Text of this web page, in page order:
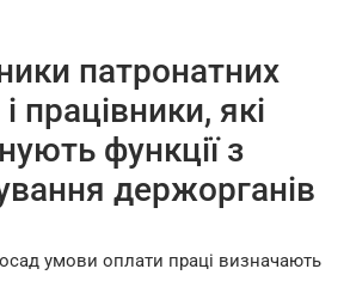
патронатних
працівники, які
функції з
держорганів
умови оплати праці визначають